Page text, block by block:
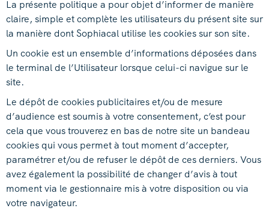
La présente politique a pour objet d’informer de manière
claire, simple et complète les utilisateurs du présent site sur
la manière dont Sophiacal utilise les cookies sur son site.
Un cookie est un ensemble d’informations déposées dans
le terminal de l’Utilisateur lorsque celui-ci navigue sur le
site.
Le dépôt de cookies publicitaires et/ou de mesure
d’audience est soumis à votre consentement, c’est pour
cela que vous trouverez en bas de notre site un bandeau
cookies qui vous permet à tout moment d’accepter,
paramétrer et/ou de refuser le dépôt de ces derniers. Vous
avez également la possibilité de changer d’avis à tout
moment via le gestionnaire mis à votre disposition ou via
votre navigateur.